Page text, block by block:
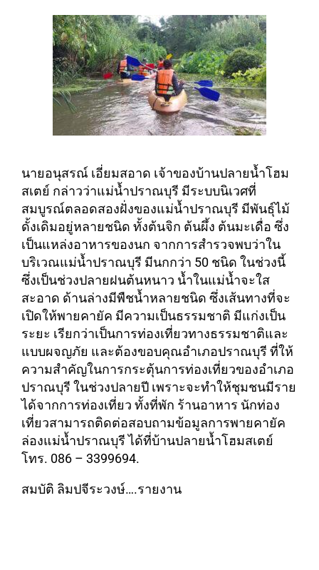
นายอนุสรณ์ เอี่ยมสอาด เจ้าของบ้านปลายน้ำโฮม
สเตย์ กล่าวว่าแม่น้ำปราณบุรี มีระบบนิเวศที่
สมบูรณ์ตลอดสองฝั่งของแม่น้ำปราณบุรี มีพันธุ์ไม้
ดั้งเดิมอยู่หลายชนิด ทั้งต้นจิก ต้นผึ้ง ต้นมะเดื่อ ซึ่ง
เป็นแหล่งอาหารของนก จากการสำรวจพบว่าใน
บริเวณแม่น้ำปราณบุรี มีนกกว่า 50 ชนิด ในช่วงนี้
ซึ่งเป็นช่วงปลายฝนต้นหนาว น้ำในแม่น้ำจะใส
สะอาด ด้านล่างมีพืชน้ำหลายชนิด ซึ่งเส้นทางที่จะ
เปิดให้พายคายัค มีความเป็นธรรมชาติ มีแก่งเป็น
ระยะ เรียกว่าเป็นการท่องเที่ยวทางธรรมชาติและ
แบบผจญภัย และต้องขอบคุณอำเภอปราณบุรี ที่ให้
ความสำคัญในการกระตุ้นการท่องเที่ยวของอำเภอ
ปราณบุรี ในช่วงปลายปี เพราะจะทำให้ชุมชนมีราย
ได้จากการท่องเที่ยว ทั้งที่พัก ร้านอาหาร นักท่อง
เที่ยวสามารถติดต่อสอบถามข้อมูลการพายคายัค
ล่องแม่น้ำปราณบุรี ได้ที่บ้านปลายน้ำโฮมสเตย์
โทร. 086 – 3399694.
สมบัติ ลิมปจีระวงษ์….รายงาน